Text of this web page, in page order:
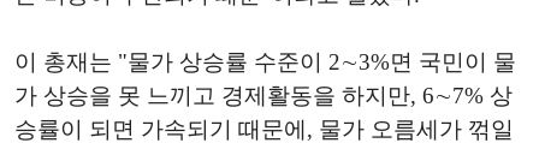
이 총재는 "물가 상승률 수준이 2∼3%면 국민이 물
가 상승을 못 느끼고 경제활동을 하지만, 6∼7% 상
승률이 되면 가속되기 때문에, 물가 오름세가 꺾일